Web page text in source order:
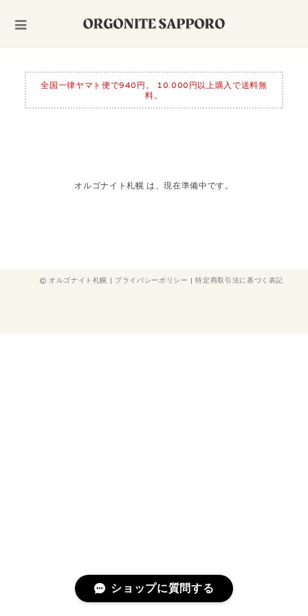
全国一律ヤマト便で940円。 10.000円以上購入で送料無
料。
オルゴナイト札幌 は、現在準備中です。
オルゴナイト札幌 | プライバシーポリシー |特定商取引法に基づく表記
ショップに質問する